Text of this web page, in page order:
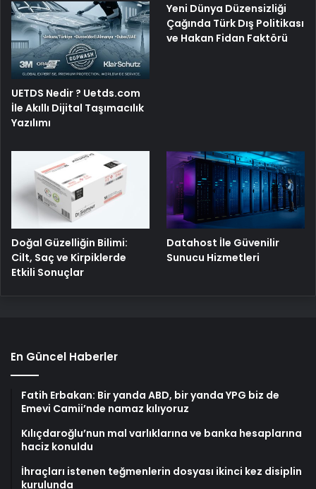
UETDS Nedir ? Uetds.com
İle Akıllı Dijital Taşımacılık
Yazılımı
Yeni Dünya Düzensizliği
Çağında Türk Dış Politikası
ve Hakan Fidan Faktörü
Doğal Güzelliğin Bilimi:
Cilt, Saç ve Kirpiklerde
Etkili Sonuçlar
Datahost İle Güvenilir
Sunucu Hizmetleri
En Güncel Haberler
Fatih Erbakan: Bir yanda ABD, bir yanda YPG biz de
Emevi Camii’nde namaz kılıyoruz
Kılıçdaroğlu’nun mal varlıklarına ve banka hesaplarına
haciz konuldu
İhraçları istenen teğmenlerin dosyası ikinci kez disiplin
kurulunda